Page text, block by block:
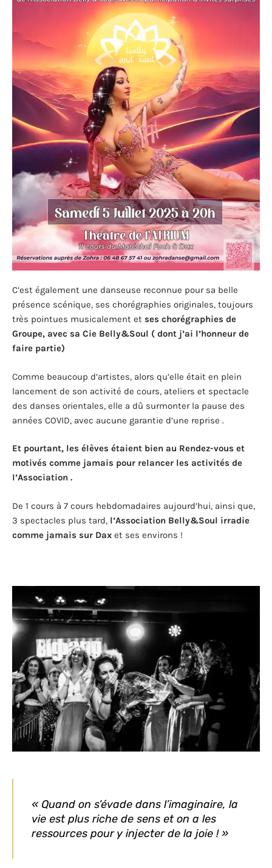
C’est également une danseuse reconnue pour sa belle
présence scénique, ses chorégraphies originales, toujours
très pointues musicalement et ses chorégraphies de
Groupe, avec sa Cie Belly&Soul ( dont j’ai l’honneur de
faire partie)
Comme beaucoup d’artistes, alors qu’elle était en plein
lancement de son activité de cours, ateliers et spectacle
des danses orientales, elle a dû surmonter la pause des
années COVID, avec aucune garantie d’une reprise .
Et pourtant, les élèves étaient bien au Rendez-vous et
motivés comme jamais pour relancer les activités de
l’Association .
De 1 cours à 7 cours hebdomadaires aujourd’hui, ainsi que,
3 spectacles plus tard, l’Association Belly&Soul irradie
comme jamais sur Dax et ses environs !
« Quand on s’évade dans l’imaginaire, la
vie est plus riche de sens et on a les
ressources pour y injecter de la joie ! »